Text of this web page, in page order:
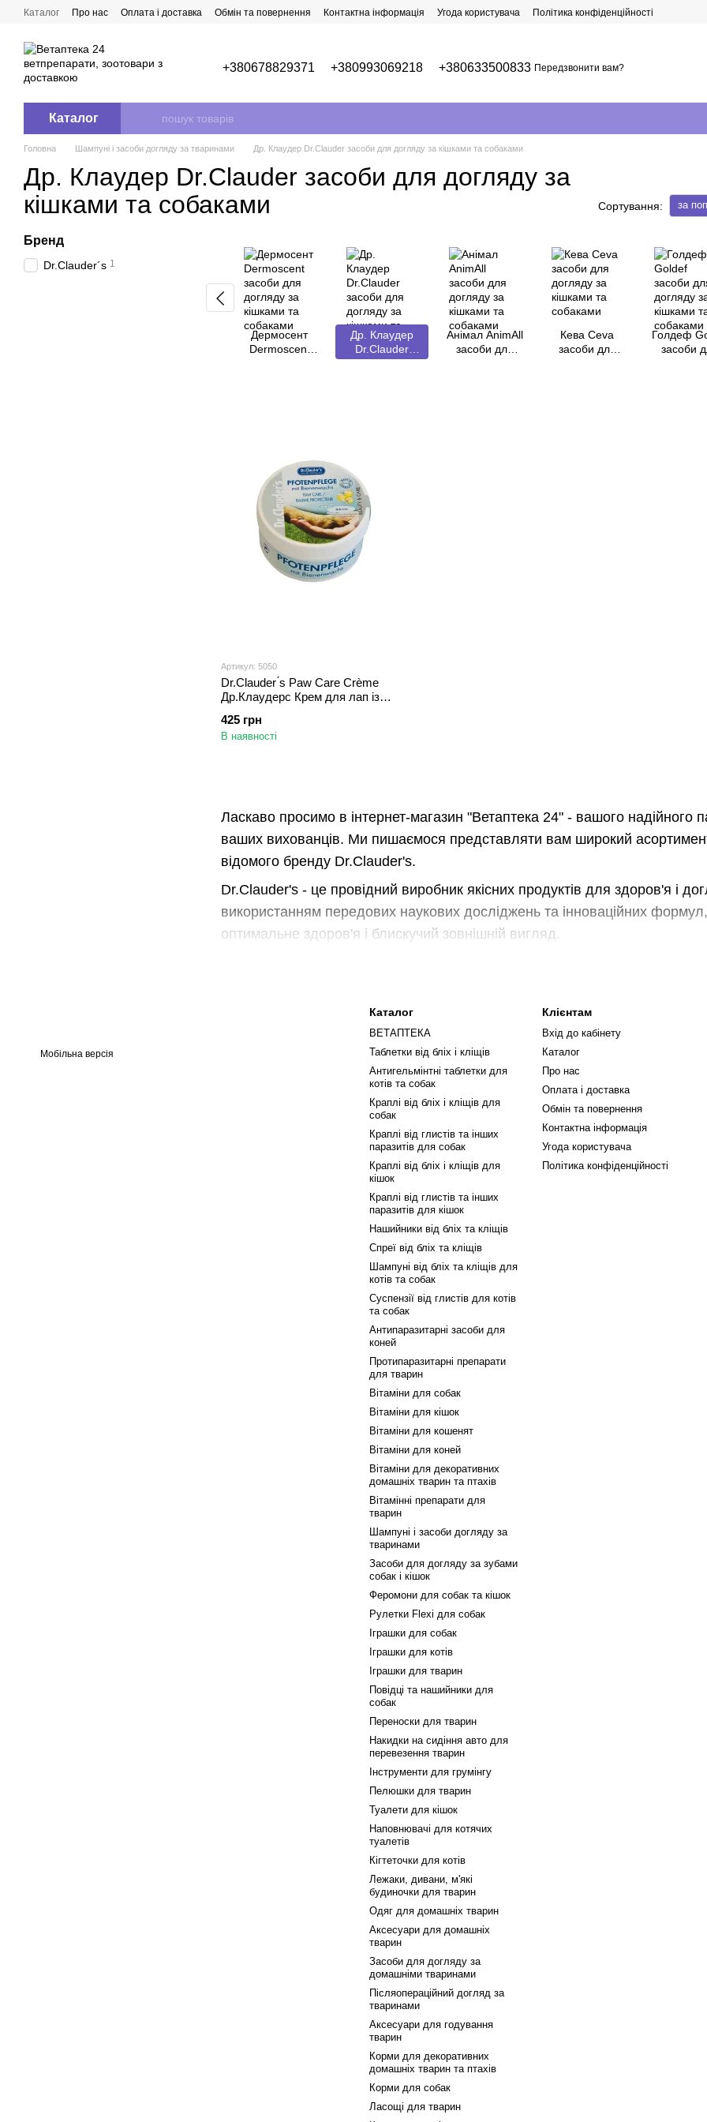
Перейти до основного контенту
Каталог Про нас Оплата і доставка Обмін та повернення Контактна інформація Угода користувача Політика конфіденційності
+380678829371 +380993069218 +380633500833 Передзвонити вам?
Каталог
Головна Шампуні і засоби догляду за тваринами Др. Клаудер Dr.Clauder засоби для догляду за кішками та собаками
Др. Клаудер Dr.Clauder засоби для догляду за
кішками та собаками
Сортування: за
Ласкаво просимо в інтернет-магазин "Ветаптека 24" - вашого надійного
ваших вихованців. Ми пишаємося представляти вам широкий
відомого бренду Dr.Clauder's.
Dr.Clauder's - це провідний виробник якісних продуктів для здоров'я і
використанням передових наукових досліджень та інноваційних
оптимальне здоров'я і блискучий зовнішній вигляд.
виготовлені з високоякісних інгредієнтів і відповідають найсуворішим
Засоби для догляду за шерстю Dr.Clauder's допоможуть вашим
Завдяки спеціально розробленим формулам з натуральними оліями та
структуру шерсті, запобігають випадінню та сухості, а також роблять
Для підтримки здоров'я шкіри і суглобів вашого вихованця, Dr.Clauder's
продукти сприяють зміцненню шкірного покриву, поліпшенню мобільності
оптимального функціонування організму.
Ми пишаємося тим, що співпрацюємо з Dr.Clauder's і пропонуємо їхні
про здоров'я вашого вихованця - це наш головний пріоритет, і тому ми
Відвідайте наш інтернет-магазин "Ветаптека 24" вже сьогодні і
красу ваших кішок і собак. Ми гарантуємо швидку доставку та
Повірте Dr.Clauder's та інтернет-магазину "Ветаптека 24" з турботою
вже сьогодні і забезпечте своїм улюбленцям здоров'я, енергію і щастя на
Дермосент
Dermoscent
Др. Клаудер
Dr.Clauder
засоби для
Анімал AnimAll
засоби для
Кева Ceva
засоби для
Голдеф
засоби
Артикул: 5050
Dr.Clauder ́s Paw Care Crème
Др.Клаудерс Крем для лап із
425 грн
В наявності
Бренд
Dr.Clauder´s 1
Мобільна версія
Каталог
ВЕТАПТЕКА
Таблетки від бліх і кліщів
Антигельмінтні таблетки для
котів та собак
Краплі від бліх і кліщів для
собак
Краплі від глистів та інших
паразитів для собак
Краплі від бліх і кліщів для
кішок
Краплі від глистів та інших
паразитів для кішок
Нашийники від бліх та кліщів
Спреї від бліх та кліщів
Шампуні від бліх та кліщів для
котів та собак
Суспензії від глистів для котів
та собак
Антипаразитарні засоби для
коней
Протипаразитарні препарати
для тварин
Вітаміни для собак
Вітаміни для кішок
Вітаміни для кошенят
Вітаміни для коней
Вітаміни для декоративних
домашніх тварин та птахів
Вітамінні препарати для
тварин
Шампуні і засоби догляду за
тваринами
Засоби для догляду за зубами
собак і кішок
Феромони для собак та кішок
Рулетки Flexi для собак
Іграшки для собак
Іграшки для котів
Іграшки для тварин
Повідці та нашийники для
собак
Переноски для тварин
Накидки на сидіння авто для
перевезення тварин
Інструменти для грумінгу
Пелюшки для тварин
Туалети для кішок
Наповнювачі для котячих
туалетів
Кігтеточки для котів
Лежаки, дивани, м'які
будиночки для тварин
Одяг для домашніх тварин
Аксесуари для домашніх
тварин
Засоби для догляду за
домашніми тваринами
Післяопераційний догляд за
тваринами
Аксесуари для годування
тварин
Корми для декоративних
домашніх тварин та птахів
Корми для собак
Ласощі для тварин
Клієнтам
Вхід до кабінету
Каталог
Про нас
Оплата і доставка
Обмін та повернення
Контактна інформація
Угода користувача
Політика конфіденційності